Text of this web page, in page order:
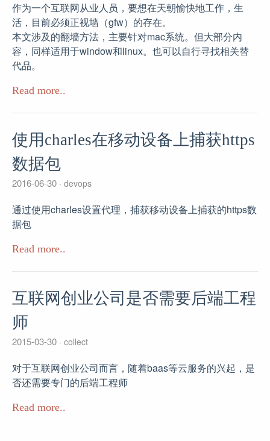
作为一个互联网从业人员，要想在天朝愉快地工作，生
活，目前必须正视墙（gfw）的存在。
本文涉及的翻墙方法，主要针对mac系统。但大部分内
容，同样适用于window和linux。也可以自行寻找相关替
代品。
Read more..
使用charles在移动设备上捕获https
数据包
2016-06-30 devops
通过使用charles设置代理，捕获移动设备上捕获的https数
据包
Read more..
互联网创业公司是否需要后端工程
师
2015-03-30 collect
对于互联网创业公司而言，随着baas等云服务的兴起，是
否还需要专门的后端工程师
Read more..